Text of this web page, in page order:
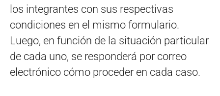
los integrantes con sus respectivas
condiciones en el mismo formulario.
Luego, en función de la situación particular
de cada uno, se responderá por correo
electrónico cómo proceder en cada caso.